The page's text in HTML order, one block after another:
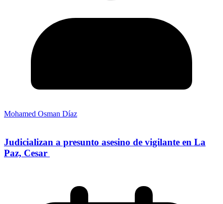
Mohamed Osman Díaz
Judicializan a presunto asesino de vigilante en La
Paz, Cesar